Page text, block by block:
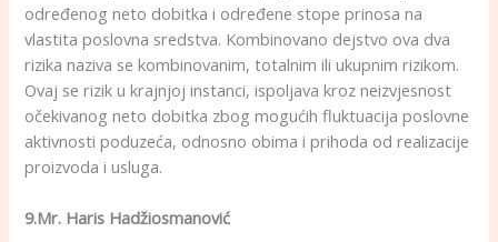
određenog neto dobitka i određene stope prinosa na
vlastita poslovna sredstva. Kombinovano dejstvo ova dva
rizika naziva se kombinovanim, totalnim ili ukupnim rizikom.
Ovaj se rizik u krajnjoj instanci, ispoljava kroz neizvjesnost
očekivanog neto dobitka zbog mogućih fluktuacija poslovne
aktivnosti poduzeća, odnosno obima i prihoda od realizacije
proizvoda i usluga.
9.Mr. Haris Hadžiosmanović